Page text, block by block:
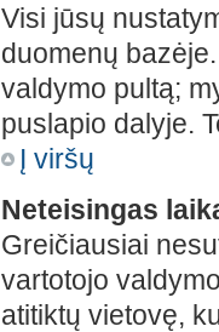
Visi jūsų
duomenų
valdymo pultą;
puslapio dalyje.
Į viršų
Neteisingas
Greičiausiai
vartotojo
atitiktų vietovę,